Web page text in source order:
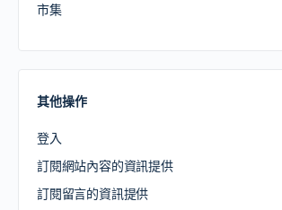
市集
其他操作
登入
訂閱網站內容的資訊提供
訂閱留言的資訊提供